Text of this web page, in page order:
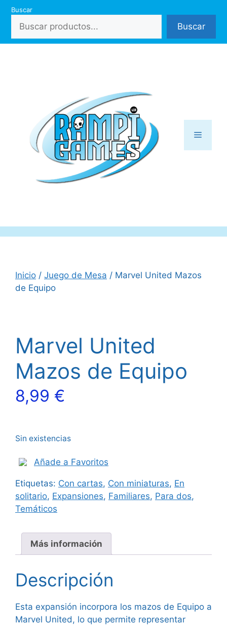
Saltar
contenido
Buscar
Buscar
Menú
Inicio / Juego de Mesa / Marvel United Mazos
de Equipo
Marvel United
Mazos de Equipo
8,99 €
Sin existencias
Añade a Favoritos
Etiquetas: Con cartas, Con miniaturas, En
solitario, Expansiones, Familiares, Para dos,
Temáticos
Más información
Descripción
Esta expansión incorpora los mazos de Equipo a
Marvel United, lo que permite representar